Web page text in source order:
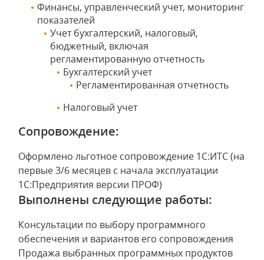
Финансы, управленческий учет, мониторинг
показателей
Учет бухгалтерский, налоговый,
бюджетный, включая
регламентированную отчетность
Бухгалтерский учет
Регламентированная отчетность
Налоговый учет
Сопровождение:
Оформлено льготное сопровождение 1С:ИТС (на
первые 3/6 месяцев с начала эксплуатации
1С:Предприятия версии ПРОФ)
Выполнены следующие работы:
Консультации по выбору программного
обеспечения и вариантов его сопровождения
Продажа выбранных программных продуктов